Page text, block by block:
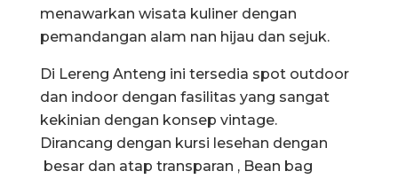
menawarkan wisata kuliner dengan
pemandangan alam nan hijau dan sejuk.
Di Lereng Anteng ini tersedia spot outdoor
dan indoor dengan fasilitas yang sangat
kekinian dengan konsep vintage.
Dirancang dengan kursi lesehan dengan
besar dan atap transparan , Bean bag